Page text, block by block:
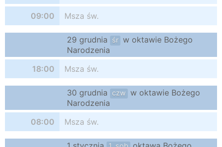
09:00 Msza św.
29 grudnia śr w oktawie Bożego
Narodzenia
18:00
Msza św.
30 grudnia czw w oktawie Bożego
Narodzenia
08:00
Msza św.